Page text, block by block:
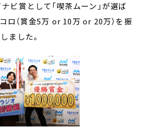
ナビ賞として「喫茶ムーン」が選ば
ロ（賞金5万 or 10万 or 20万）を振
ました。